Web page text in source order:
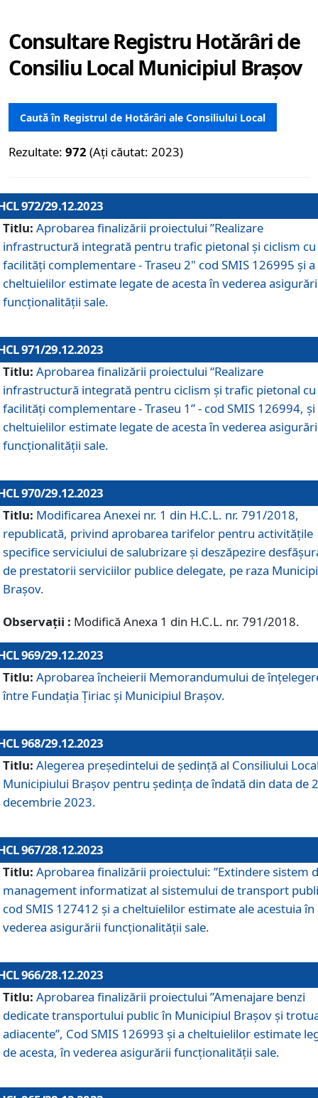
Consultare Registru Hotărâri de
Consiliu Local Municipiul Brașov
Caută în Registrul de Hotărâri ale Consiliului Local
Rezultate: 972 (Ați căutat: 2023)
972/29.12.2023
Titlu: Aprobarea finalizării proiectului ”Realizare
infrastructură integrată pentru trafic pietonal și ciclism cu
facilități complementare - Traseu 2" cod SMIS 126995 și a
cheltuielilor estimate legate de acesta în vederea
funcționalității sale.
971/29.12.2023
Titlu: Aprobarea finalizării proiectului “Realizare
infrastructură integrată pentru ciclism şi trafic pietonal cu
facilităţi complementare - Traseu 1” - cod SMIS 126994, și
cheltuielilor estimate legate de acesta în vederea
funcționalității sale.
970/29.12.2023
Titlu: Modificarea Anexei nr. 1 din H.C.L. nr. 791/2018,
republicată, privind aprobarea tarifelor pentru activitățile
specifice serviciului de salubrizare și deszăpezire
de prestatorii serviciilor publice delegate, pe raza
Brașov.
Observații : Modifică Anexa 1 din H.C.L. nr. 791/2018.
969/29.12.2023
Titlu: Aprobarea încheierii Memorandumului de
între Fundația Țiriac și Municipiul Brașov.
968/29.12.2023
Titlu: Alegerea preşedintelui de şedinţă al Consiliului
Municipiului Braşov pentru ședința de îndată din data de
decembrie 2023.
967/28.12.2023
Titlu: Aprobarea finalizării proiectului: ”Extindere sistem
management informatizat al sistemului de transport
cod SMIS 127412 și a cheltuielilor estimate ale acestuia în
vederea asigurării funcționalității sale.
966/28.12.2023
Titlu: Aprobarea finalizării proiectului ”Amenajare benzi
dedicate transportului public în Municipiul Brașov şi
adiacente”, Cod SMIS 126993 și a cheltuielilor estimate
de acesta, în vederea asigurării funcționalității sale.